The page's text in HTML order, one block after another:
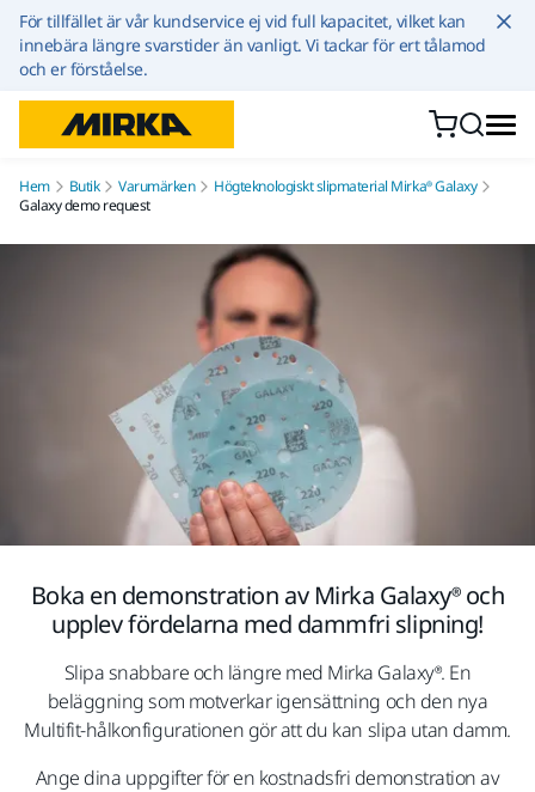
Hoppa till innehållet
För tillfället är vår kundservice ej vid full kapacitet, vilket kan
innebära längre svarstider än vanligt. Vi tackar för ert tålamod
och er förståelse.
Hem Butik Varumärken
Högteknologiskt slipmaterial Mirka® Galaxy
Galaxy demo request
Boka en demonstration av Mirka Galaxy® och
upplev fördelarna med dammfri slipning!
Slipa snabbare och längre med Mirka Galaxy®. En
beläggning som motverkar igensättning och den nya
Multifit-hålkonfigurationen gör att du kan slipa utan damm.
Ange dina uppgifter för en kostnadsfri demonstration av